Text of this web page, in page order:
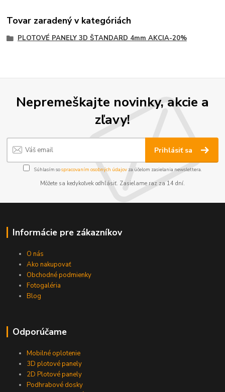
Tovar zaradený v kategóriách
PLOTOVÉ PANELY 3D ŠTANDARD 4mm AKCIA-20%
Nepremeškajte novinky, akcie a
zľavy!
Prihlásiť sa
Súhlasím sospracovaním osobných údajov za účelom zasielania newslettera.
Môžete sa kedykoľvek odhlásiť. Zasielame raz za 14 dní.
Informácie pre zákazníkov
O nás
Ako nakupovať
Obchodné podmienky
Fotogaléria
Blog
Odporúčame
Mobilné oplotenie
3D plotové panely
2D Plotové panely
Podhrabové dosky